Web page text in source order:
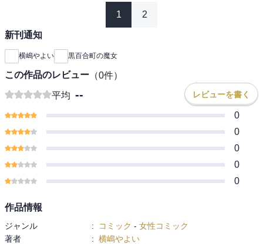
1 2
新刊通知
横嶋やよい 黒百合町の魔女
この作品のレビュー （0件）
平均 -- レビューを書く
0
0
0
0
0
作品情報
ジャンル : コミック - 女性コミック
著者
: 横嶋やよい